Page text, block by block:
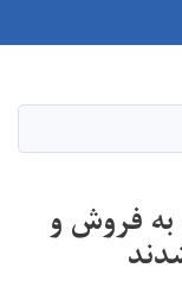
پیوند به فروش و